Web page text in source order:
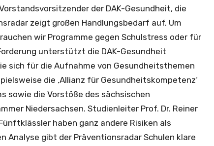
der DAK-Gesundheit, die
zeigt großen Handlungsbedarf auf. Um
wir Programme gegen Schulstress oder für
unterstützt die DAK-Gesundheit
sich für die Aufnahme von Gesundheitsthemen
die ‚Allianz für Gesundheitskompetenz‘
sowie die Vorstöße des sächsischen
Niedersachsen. Studienleiter Prof. Dr. Reiner
haben ganz andere Risiken als
Analyse gibt der Präventionsradar Schulen klare